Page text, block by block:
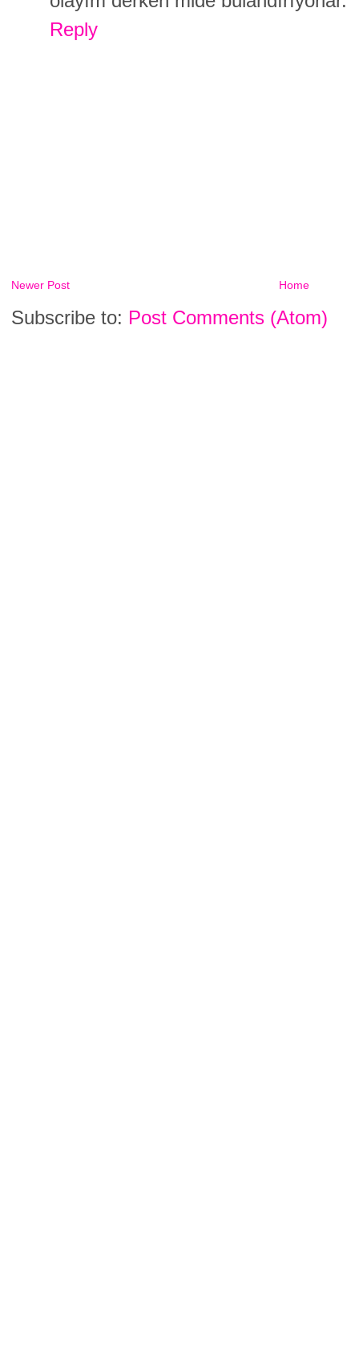
Reply
Newer Post Home
Subscribe to: Post Comments (Atom)